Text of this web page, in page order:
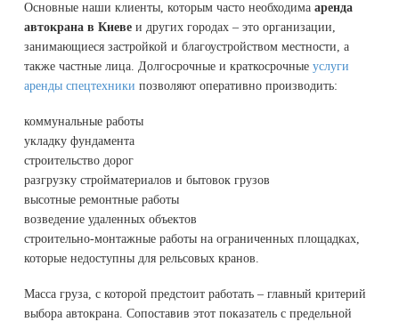
Основные наши клиенты, которым часто необходима аренда
автокрана в Киеве и других городах – это организации,
занимающиеся застройкой и благоустройством местности, а
также частные лица. Долгосрочные и краткосрочные услуги
аренды спецтехники позволяют оперативно производить:
коммунальные работы
укладку фундамента
строительство дорог
разгрузку стройматериалов и бытовок грузов
высотные ремонтные работы
возведение удаленных объектов
строительно-монтажные работы на ограниченных площадках,
которые недоступны для рельсовых кранов.
Масса груза, с которой предстоит работать – главный критерий
выбора автокрана. Сопоставив этот показатель с предельной